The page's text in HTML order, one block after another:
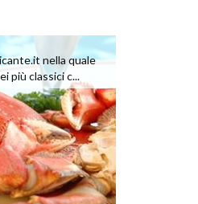
nella quale
più classici c...